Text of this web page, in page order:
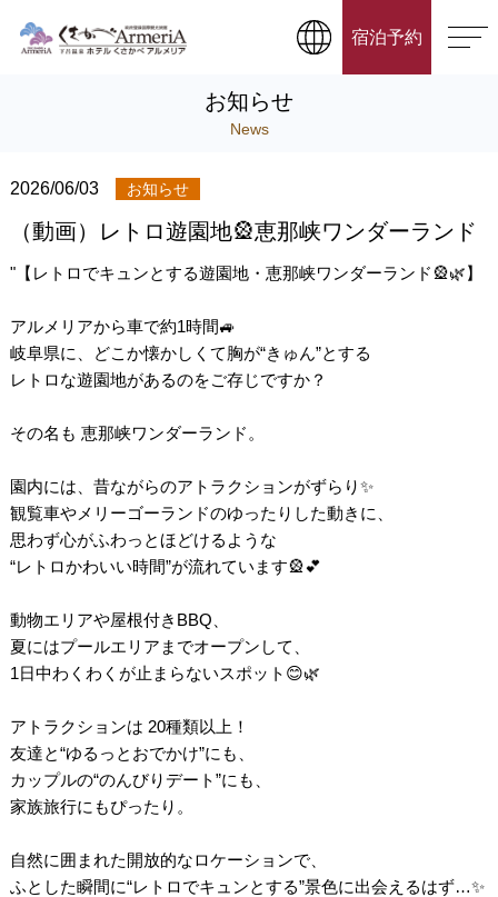
宿泊予約
お知らせ
News
2026/06/03 お知らせ
（動画）レトロ遊園地🎡恵那峡ワンダーランド
"【レトロでキュンとする遊園地・恵那峡ワンダーランド🎡🌿】
アルメリアから車で約1時間🚙
岐阜県に、どこか懐かしくて胸が“きゅん”とする
レトロな遊園地があるのをご存じですか？
その名も 恵那峡ワンダーランド。
園内には、昔ながらのアトラクションがずらり✨
観覧車やメリーゴーランドのゆったりした動きに、
思わず心がふわっとほどけるような
“レトロかわいい時間”が流れています🎡💕
動物エリアや屋根付きBBQ、
夏にはプールエリアまでオープンして、
1日中わくわくが止まらないスポット😊🌿
アトラクションは 20種類以上！
友達と“ゆるっとおでかけ”にも、
カップルの“のんびりデート”にも、
家族旅行にもぴったり。
自然に囲まれた開放的なロケーションで、
ふとした瞬間に“レトロでキュンとする”景色に出会えるはず…✨